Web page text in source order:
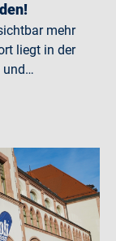
mehr
liegt in der
und…